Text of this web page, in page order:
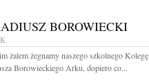
BOROWIECKI
żalem żegnamy naszego szkolnego Kolegę
Borowieckiego Arku, dopiero co...